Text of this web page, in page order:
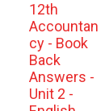
12th
Accountan
cy - Book
Back
Answers -
Unit 2 -